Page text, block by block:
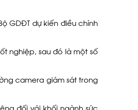
GDĐT dự kiến điều chỉnh
nghiệp, sau đó là một số
camera giám sát trong
đối với khối ngành sức